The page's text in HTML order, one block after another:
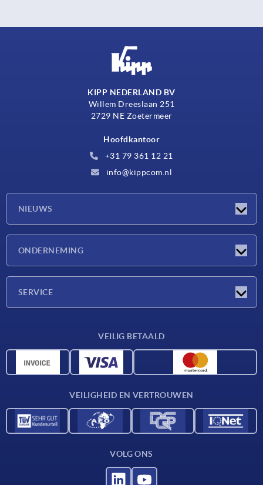
KIPP NEDERLAND BV
Willem Dreeslaan 251
2729 NE Zoetermeer
Hoofdkantoor
+31 79 361 12 21
info@kippcom.nl
NIEUWS
ONDERNEMING
SERVICE
CAD-gegevens
VEILIG BETAALD
VEILIGHEID EN VERTROUWEN
VOLG ONS